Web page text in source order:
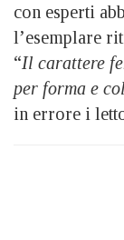
con esperti
l’esemplare
“Il carattere
per forma e
in errore i